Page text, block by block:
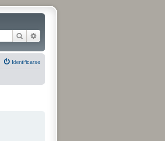
Buscar
Identificarse